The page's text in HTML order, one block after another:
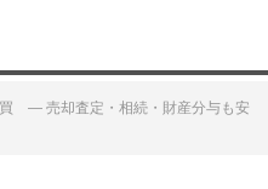
― 売却査定・相続・財産分与も安